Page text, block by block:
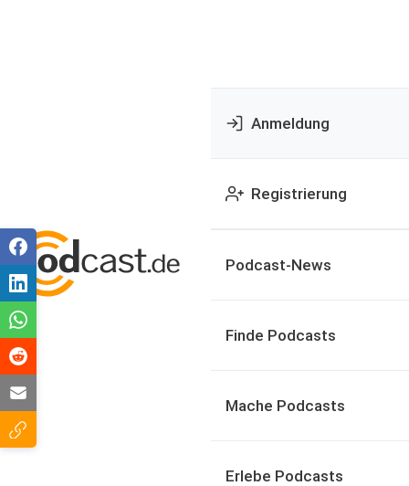
Anmeldung
Registrierung
Podcast-News
Finde Podcasts
Mache Podcasts
Erlebe Podcasts